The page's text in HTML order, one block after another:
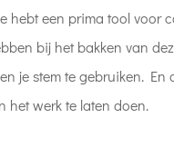
hebt een prima tool voor
bij het bakken van
je stem te gebruiken. En
het werk te laten doen.